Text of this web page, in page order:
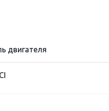
двигателя